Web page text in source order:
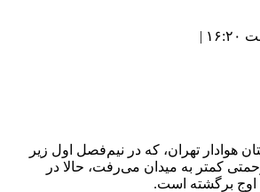
هوادار تهران، که در نیم‌فصل اول زیر
کمتر به میدان می‌رفت، حالا در
اوج برگشته است.